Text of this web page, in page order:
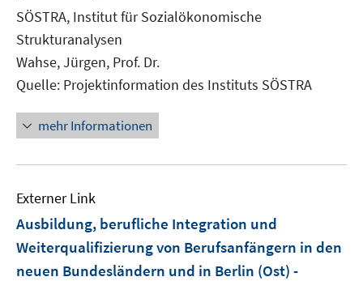
SÖSTRA, Institut für Sozialökonomische
Strukturanalysen
Wahse, Jürgen, Prof. Dr.
Quelle: Projektinformation des Instituts SÖSTRA
mehr Informationen
Externer Link
Ausbildung, berufliche Integration und
Weiterqualifizierung von Berufsanfängern in den
neuen Bundesländern und in Berlin (Ost) -